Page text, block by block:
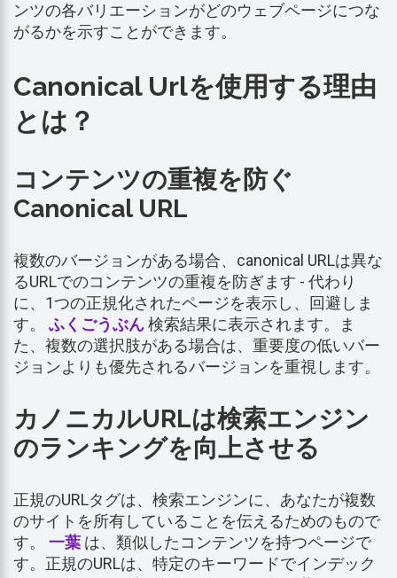
ンツの各バリエーションがどのウェブページにつな
がるかを示すことができます。
Canonical Urlを使用する理由
とは？
コンテンツの重複を防ぐ
Canonical URL
複数のバージョンがある場合、canonical URLは異な
るURLでのコンテンツの重複を防ぎます - 代わり
に、1つの正規化されたページを表示し、回避しま
す。 ふくごうぶん検索結果に表示されます。ま
た、複数の選択肢がある場合は、重要度の低いバー
ジョンよりも優先されるバージョンを重視します。
カノニカルURLは検索エンジン
のランキングを向上させる
正規のURLタグは、検索エンジンに、あなたが複数
のサイトを所有していることを伝えるためのもので
す。 一葉 は、類似したコンテンツを持つページで
す。正規のURLは、特定のキーワードでインデック